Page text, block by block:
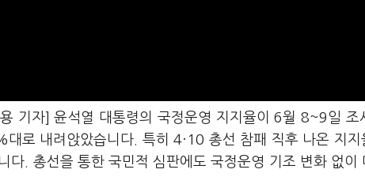
기자] 윤석열 대통령의 국정운영 지지율이 6월 8~9일
로 내려앉았습니다. 특히 4·10 총선 참패 직후 나온 지
다. 총선을 통한 국민적 심판에도 국정운영 기조 변화 없이